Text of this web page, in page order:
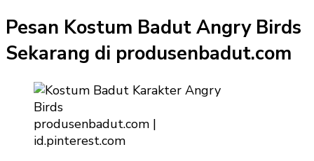
Pesan Kostum Badut Angry Birds
Sekarang di produsenbadut.com
produsenbadut.com |
id.pinterest.com